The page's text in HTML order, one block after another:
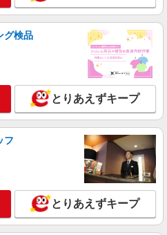
グ検品
とりあえずキープ
フ
とりあえずキープ